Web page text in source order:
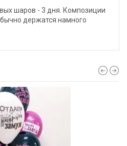
шаров - 3 дня. Композиции
держатся намного